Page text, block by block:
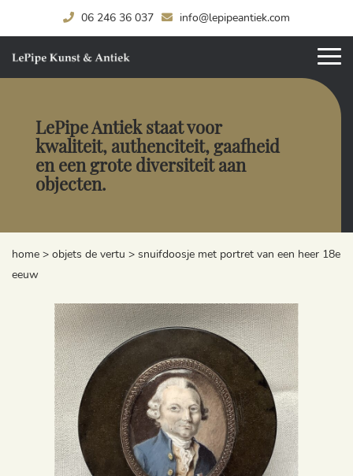
06 246 36 037 info@lepipeantiek.com
LePipe Antiek staat voor
kwaliteit, authenciteit, gaafheid
en een grote diversiteit aan
objecten.
home > objets de vertu > snuifdoosje met portret van een heer 18e
eeuw